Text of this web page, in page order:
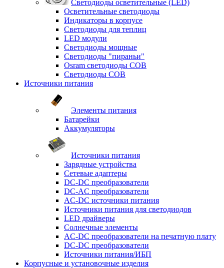
Светодиоды осветительные (LED)
Осветительные светодиоды
Индикаторы в корпусе
Светодиоды для теплиц
LED модули
Светодиоды мощные
Светодиоды "пираньи"
Osram светодиоды COB
Светодиоды COB
Источники питания
Элементы питания
Батарейки
Аккумуляторы
Источники питания
Зарядные устройства
Сетевые адаптеры
DC-DC преобразователи
DC-AC преобразователи
AC-DC источники питания
Источники питания для светодиодов
LED драйверы
Солнечные элементы
AC-DC преобразователи на печатную плату
DC-DC преобразователи
Источники питания/ИБП
Корпусные и установочные изделия